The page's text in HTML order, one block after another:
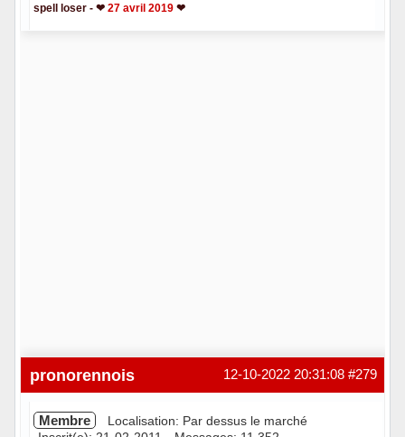
spell loser - ❤ 27 avril 2019❤
#279
12-10-2022 20:31:08
pronorennois
Membre
Localisation: Par dessus le marché